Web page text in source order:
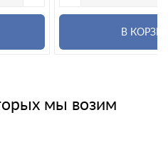
В
мы возим